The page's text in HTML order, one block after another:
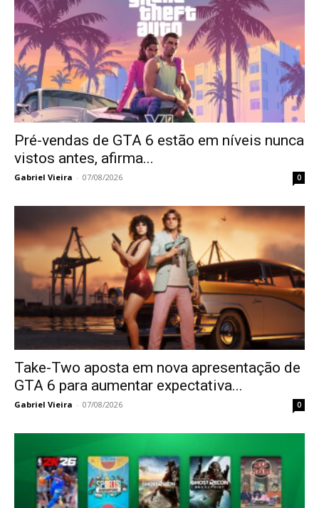
Pré-vendas de GTA 6 estão em níveis nunca
vistos antes, afirma...
Gabriel Vieira - 07/08/2026 0
Take-Two aposta em nova apresentação de
GTA 6 para aumentar expectativa...
Gabriel Vieira - 07/08/2026 0